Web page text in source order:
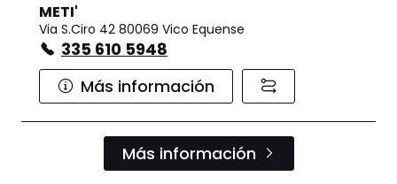
METI'
Via S.Ciro 42 80069 Vico Equense
335 610 5948
Más información
Más información